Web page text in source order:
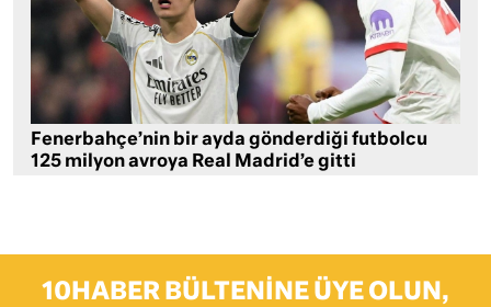
Fenerbahçe’nin bir ayda gönderdiği futbolcu
125 milyon avroya Real Madrid’e gitti
10HABER BÜLTENINE ÜYE OLUN,